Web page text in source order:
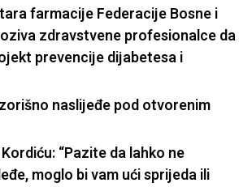
farmacije Federacije Bosne i
zdravstvene profesionalce da
prevencije dijabetesa i
naslijeđe pod otvorenim
“Pazite da lahko ne
moglo bi vam ući sprijeda ili